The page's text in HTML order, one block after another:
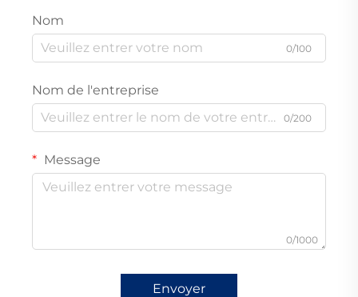
Nom
0/100
Nom de l'entreprise
0/200
Message
0/1000
Envoyer